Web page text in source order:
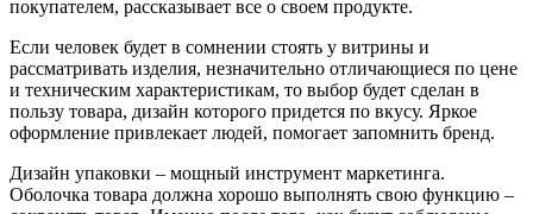
покупателем, рассказывает все о своем продукте.
Если человек будет в сомнении стоять у витрины и
рассматривать изделия, незначительно отличающиеся по цене
и техническим характеристикам, то выбор будет сделан в
пользу товара, дизайн которого придется по вкусу. Яркое
оформление привлекает людей, помогает запомнить бренд.
Дизайн упаковки – мощный инструмент маркетинга.
Оболочка товара должна хорошо выполнять свою функцию –